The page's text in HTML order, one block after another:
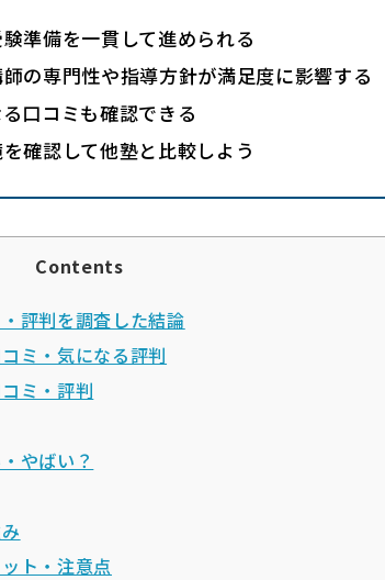
準備を一貫して進められる
の専門性や指導方針が満足度に影響する
口コミも確認できる
確認して他塾と比較しよう
Contents
評判を調査した結論
ミ・気になる評判
ミ・評判
やばい？
ト・注意点